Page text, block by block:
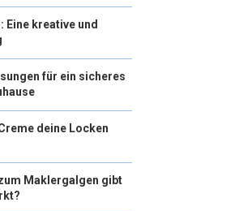
Eine kreative und
für ein sicheres
deine Locken
Maklergalgen gibt